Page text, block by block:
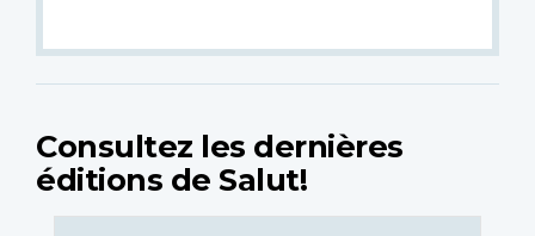
Consultez les dernières
éditions de Salut!